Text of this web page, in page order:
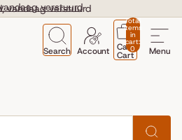
vandaag verstuurd
verstuurd
Menu
Search Account
Total
items
in
cart:
0
Cart
Cart